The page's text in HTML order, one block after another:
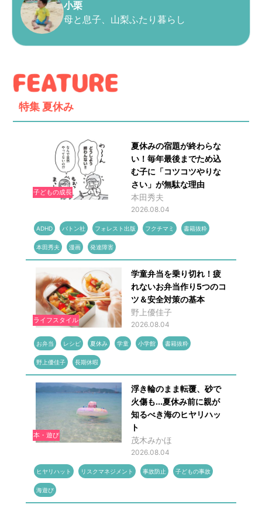
小栗
母と息子、山梨ふたり暮らし
特集 夏休み
子どもの成長
夏休みの宿題が終わらな
い！毎年最後までため込
む子に「コツコツやりな
さい」が無駄な理由
本田秀夫
2026.08.04
ADHD バトン社 フォレスト出版 フクチマミ 書籍抜粋
本田秀夫 漫画 発達障害
ライフスタイル
学童弁当を乗り切れ！疲
れないお弁当作り5つのコ
ツ＆安全対策の基本
野上優佳子
2026.08.04
お弁当 レシピ 夏休み 学童 小学館 書籍抜粋
野上優佳子 長期休暇
本・遊び
浮き輪のまま転覆、砂で
火傷も...夏休み前に親が
知るべき海のヒヤリハッ
ト
茂木みかほ
2026.08.04
ヒヤリハット リスクマネジメント 事故防止 子どもの事故
海遊び